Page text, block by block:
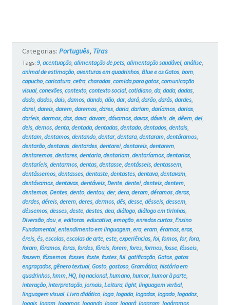
#761
Categorias: Português, Tiras
Tags: 9, acentuação, alimentação de pets, alimentação saudável, análise,
animal de estimação, aventuras em quadrinhos, Blue e os Gatos, bom,
capucho, caricatura, cefra, charadas, comida para gatos, comunicação
visual, conexões, contexto, contexto social, cotidiano, da, dada, dadas,
dado, dados, dais, damos, dando, dão, dar, dará, darão, darás, dardes,
darei, dareis, darem, daremos, dares, daria, dariam, daríamos, darias,
daríeis, darmos, das, dava, davam, dávamos, davas, dáveis, de, dêem, dei,
deis, demos, denta, dentada, dentadas, dentado, dentados, dentais,
dentam, dentamos, dentando, dentar, dentara, dentaram, dentáramos,
dentarão, dentaras, dentardes, dentarei, dentareis, dentarem,
dentaremos, dentares, dentaria, dentariam, dentaríamos, dentarias,
dentaríeis, dentarmos, dentas, dentasse, dentásseis, dentassem,
dentássemos, dentasses, dentaste, dentastes, dentava, dentavam,
dentávamos, dentavas, dentáveis, Dente, dentei, denteis, dentem,
dentemos, Dentes, dento, dentou, der, dera, deram, déramos, deras,
derdes, déreis, derem, deres, dermos, dês, desse, désseis, dessem,
déssemos, desses, deste, destes, deu, diálogo, diálogo em tirinhas,
Diversão, dou, e, editoras, educativa, emoção, enredos curtos, Ensino
Fundamental, entendimento em linguagem, era, eram, éramos, eras,
éreis, és, escolas, escolas de arte, este, experiências, foi, fomos, for, fora,
foram, fôramos, foras, fordes, fôreis, forem, fores, formos, fosse, fôsseis,
fossem, fôssemos, fosses, foste, fostes, fui, gatificação, Gatos, gatos
engraçados, gênero textual, Gosto, gostoso, Gramática, história em
quadrinhos, hmm, HQ, hq nacional, humano, humor, humor à parte,
interação, interpretação, jornais, Leitura, light, linguagem verbal,
linguagem visual, Livro didático, loga, logada, logadas, logado, logados,
logais, logam, logamos, logando, logar, logará, logaram, logáramos,